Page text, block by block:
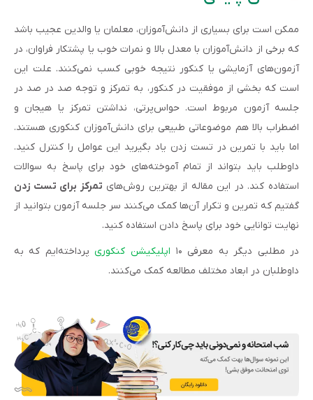
ممکن است برای بسیاری از دانش‌آموزان، معلمان یا والدین عجیب باشد
که برخی از دانش‌آموزان با معدل بالا و نمرات خوب یا پشتکار فراوان، در
آزمون‌های آزمایشی یا کنکور نتیجه خوبی کسب نمی‌کنند. علت این
است که بخشی از موفقیت در کنکور، به تمرکز و توجه صد در صد در
جلسه آزمون مربوط است. حواس‌پرتی، نداشتن تمرکز یا هیجان و
اضطراب بالا هم موضوعاتی طبیعی برای دانش‌آموزان کنکوری هستند.
اما باید با تمرین در تست زدن یاد بگیرید این عوامل را کنترل کنید.
داوطلب باید بتواند از تمام آموخته‌های خود برای پاسخ به سوالات
استفاده کند. در این مقاله از بهترین روش‌های تمرکز برای تست زدن
گفتیم که تمرین و تکرار آن‌ها کمک می‌کنند سر جلسه آزمون بتوانید از
نهایت توانایی خود برای پاسخ دادن استفاده کنید.
در مطلبی دیگر به معرفی ۱۰
اپلیکیشن کنکوری پرداخته‌ایم که به
داوطلبان در ابعاد مختلف مطالعه کمک می‌کنند.